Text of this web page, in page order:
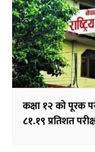
कक्षा १२ को पूरक
८१.१९ प्रतिशत